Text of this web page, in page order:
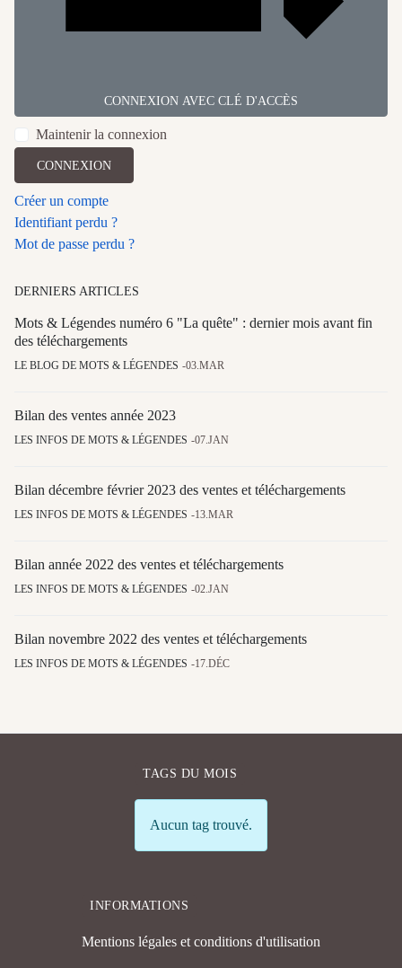
CONNEXION AVEC CLÉ D'ACCÈS
Maintenir la connexion
CONNEXION
Créer un compte
Identifiant perdu ?
Mot de passe perdu ?
DERNIERS ARTICLES
Mots & Légendes numéro 6 "La quête" : dernier mois avant fin
des téléchargements
LE BLOG DE MOTS & LÉGENDES 03.MAR
Bilan des ventes année 2023
LES INFOS DE MOTS & LÉGENDES 07.JAN
Bilan décembre février 2023 des ventes et téléchargements
LES INFOS DE MOTS & LÉGENDES 13.MAR
Bilan année 2022 des ventes et téléchargements
LES INFOS DE MOTS & LÉGENDES 02.JAN
Bilan novembre 2022 des ventes et téléchargements
LES INFOS DE MOTS & LÉGENDES 17.DÉC
TAGS DU MOIS
Info
Aucun tag trouvé.
INFORMATIONS
Mentions légales et conditions d'utilisation